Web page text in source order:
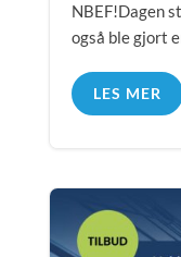
NBEF!Dagen
også ble gjort
LES MER